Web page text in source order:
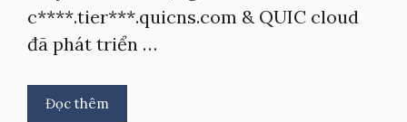
c****.tier***.quicns.com & QUIC cloud
đã phát triển …
Đọc thêm